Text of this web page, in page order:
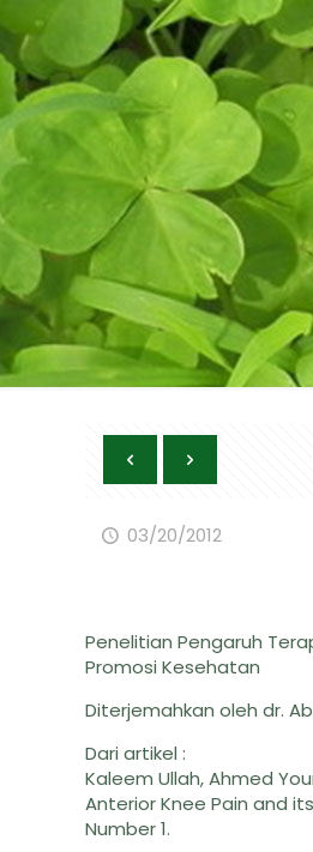
03/20/2012
Penelitian Pengaruh
Promosi Kesehatan
Diterjemahkan oleh dr.
Dari artikel :
Kaleem Ullah, Ahmed
Anterior Knee Pain and
Number 1.